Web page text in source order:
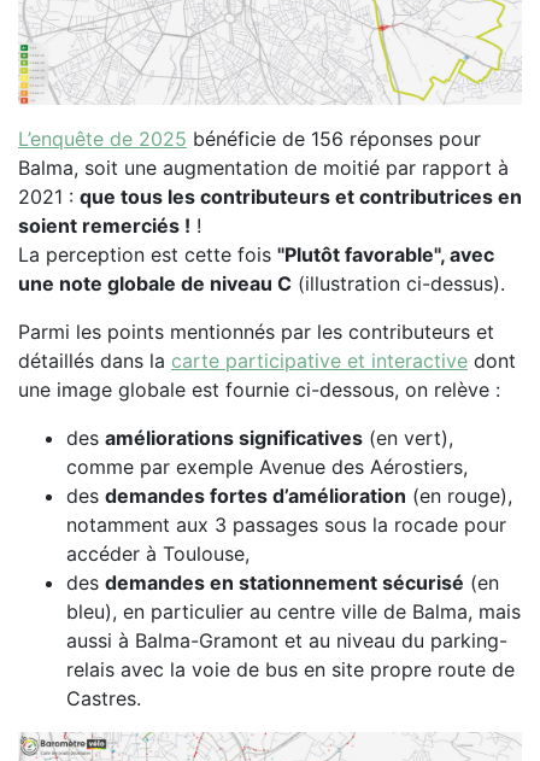
L’enquête de 2025 bénéficie de 156 réponses pour
Balma, soit une augmentation de moitié par rapport à
2021 : que tous les contributeurs et contributrices en
soient remerciés ! !
La perception est cette fois "Plutôt favorable", avec
une note globale de niveau C (illustration ci-dessus).
Parmi les points mentionnés par les contributeurs et
détaillés dans la carte participative et interactive dont
une image globale est fournie ci-dessous, on relève :
des améliorations significatives (en vert),
comme par exemple Avenue des Aérostiers,
des demandes fortes d’amélioration (en rouge),
notamment aux 3 passages sous la rocade pour
accéder à Toulouse,
des demandes en stationnement sécurisé (en
bleu), en particulier au centre ville de Balma, mais
aussi à Balma-Gramont et au niveau du parking-
relais avec la voie de bus en site propre route de
Castres.